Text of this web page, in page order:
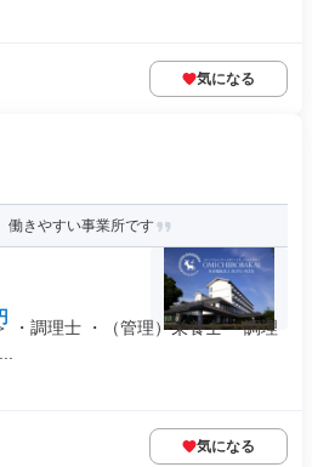
気になる
働きやすい事業所です
・調理士 ・（管理）栄養士 ・調理
気になる